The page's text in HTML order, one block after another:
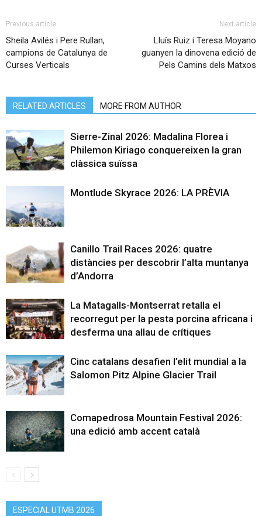
Previous article
Sheila Avilés i Pere Rullan,
campions de Catalunya de
Curses Verticals
Next article
Lluís Ruiz i Teresa Moyano
guanyen la dinovena edició de
Pels Camins dels Matxos
RELATED ARTICLES MORE FROM AUTHOR
Sierre-Zinal 2026: Madalina Florea i
Philemon Kiriago conquereixen la gran
clàssica suïssa
Montlude Skyrace 2026: LA PRÈVIA
Canillo Trail Races 2026: quatre
distàncies per descobrir l’alta muntanya
d’Andorra
La Matagalls-Montserrat retalla el
recorregut per la pesta porcina africana i
desferma una allau de crítiques
Cinc catalans desafien l’elit mundial a la
Salomon Pitz Alpine Glacier Trail
Comapedrosa Mountain Festival 2026:
una edició amb accent català
ESPECIAL UTMB 2026